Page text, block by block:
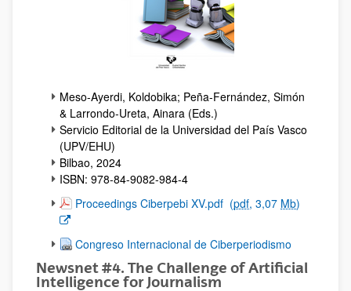
Meso-Ayerdi, Koldobika; Peña-Fernández, Simón
& Larrondo-Ureta, Ainara (Eds.)
Servicio Editorial de la Universidad del País Vasco
(UPV/EHU)
Bilbao, 2024
ISBN: 978-84-9082-984-4
(Opens New Window)
Proceedings Ciberpebi XV.pdf (pdf, 3,07 Mb)
Congreso Internacional de Ciberperiodismo
Newsnet #4. The Challenge of Artificial
Intelligence for Journalism